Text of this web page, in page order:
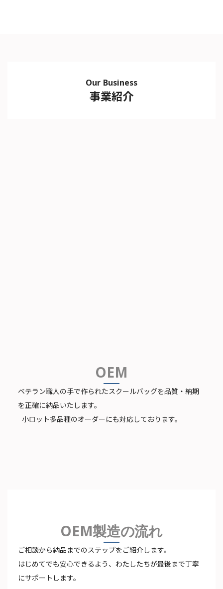
Our Business
事業紹介
OEM
ベテラン職⼈の⼿で作られたスクールバッグを品質・納期
を正確に納品いたします。
⼩ロット多品種のオーダーにも対応しております。
OEM製造の流れ
ご相談から納品までのステップをご紹介します。
はじめてでも安心できるよう、わたしたちが最後まで丁寧
にサポートします。